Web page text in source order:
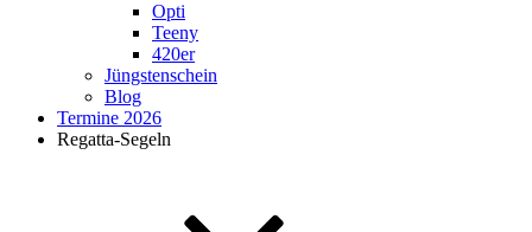
Opti
Teeny
420er
Jüngstenschein
Blog
Termine 2026
Regatta-Segeln